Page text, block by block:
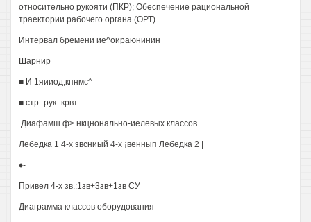
относительно рукояти (ПКР); Обеспечение рациональной
траектории рабочего органа (ОРТ).
Интервал бремени ие^оираюнинин
Шарнир
■ И 1яииод;кпнмс^
■ стр -рук.-крвт
.Диафамш ф> нкцнонально-иелевых классов
Лебедка 1 4-х звсниый 4-х ¡веннып Лебедка 2 |
♦-
Привел 4-х зв.:1зв+3зв+1зв СУ
Диаграмма классов оборудования